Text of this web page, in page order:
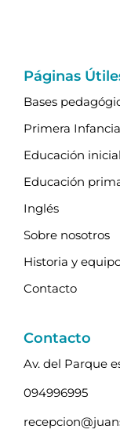
Páginas
Bases
Primera Infancia
Educación inicial
Educación
Inglés
Sobre nosotros
Historia y
Contacto
Contacto
Av. del Parque
094996995